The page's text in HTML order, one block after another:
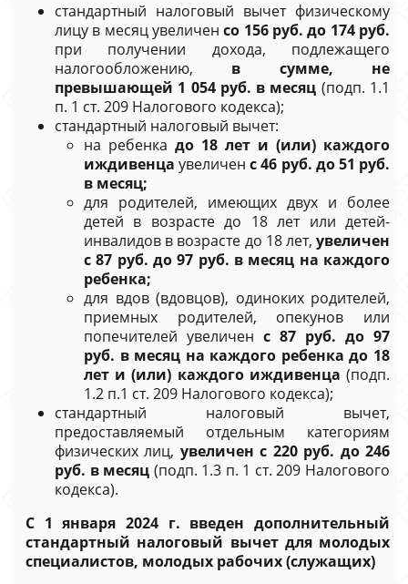
стандартный налоговый вычет физическому
лицу в месяц увеличенсо 156 руб. до 174 руб.
при получении дохода, подлежащего
налогообложению, в сумме, не
превышающей 1 054 руб. в месяц (подп. 1.1
п. 1 ст. 209 Налогового кодекса);
стандартный налоговый вычет:
на ребенка до 18 лет и (или) каждого
иждивенца увеличенс 46 руб. до 51 руб.
в месяц;
для родителей, имеющих двух и более
детей в возрасте до 18 лет или детей-
инвалидов в возрасте до 18 лет, увеличен
с 87 руб. до 97 руб. в месяц на каждого
ребенка;
для вдов (вдовцов), одиноких родителей,
приемных родителей, опекунов или
попечителей увеличен с 87 руб. до 97
руб. в месяц на каждого ребенкадо 18
лет и (или) каждого иждивенца (подп.
1.2 п.1 ст. 209 Налогового кодекса);
стандартный налоговый вычет,
предоставляемый отдельным категориям
физических лиц, увеличен с 220 руб. до 246
руб. в месяц (подп. 1.3 п. 1 ст. 209 Налогового
кодекса).
С 1 января 2024 г. введен дополнительный
стандартный налоговый вычет для молодых
специалистов, молодых рабочих (служащих)